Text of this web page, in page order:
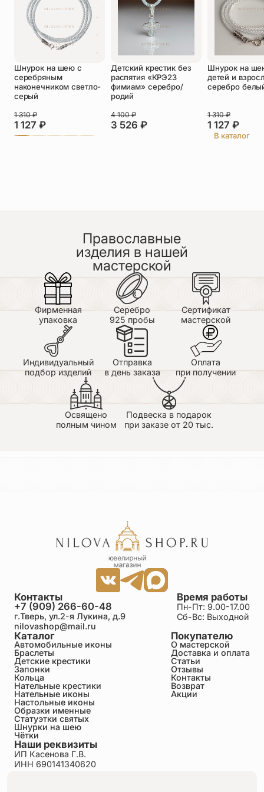
Оставить отзыв
Подтверждаю свое согласие с
политикой конфиденциальностии даю
согласие на обработку персональных
данных
Пока нет отзывов. Будьте первым!
Шнурок на шею с
серебряным
наконечником светло-
серый
1 127 ₽
1 310₽
Детский крестик без
распятия «КРЭ23
фимиам» серебро/
родий
3 526 ₽
4 100₽
Шнурок на
детей и
серебро
1 127 ₽
1 310₽
В каталог
Православные
изделия в нашей
мастерской
Фирменная
упаковка
Серебро
925 пробы
Сертификат
мастерской
Индивидуальный
подбор изделий
Отправка
в день заказа
Оплата
при получении
Освящено
полным чином
Подвеска в подарок
при заказе от 20 тыс.
Каталог
Автомобильные иконы
Браслеты
Детские крестики
Запонки
Кольца
Нательные крестики
Нательные иконы
Настольные иконы
Образки именные
Статуэтки святых
Шнурки на шею
Чётки
Покупателю
О мастерской
Доставка и оплата
Статьи
Отзывы
Контакты
Возврат
Акции
Время работы
Пн-Пт: 9.00-17.00
Сб-Вс: Выходной
Контакты
+7 (909) 266-60-48
г.Тверь, ул.2-я Лукина, д.9
nilovashop@mail.ru
Наши реквизиты
ИП Касенова Г.В.
ИНН 690141340620